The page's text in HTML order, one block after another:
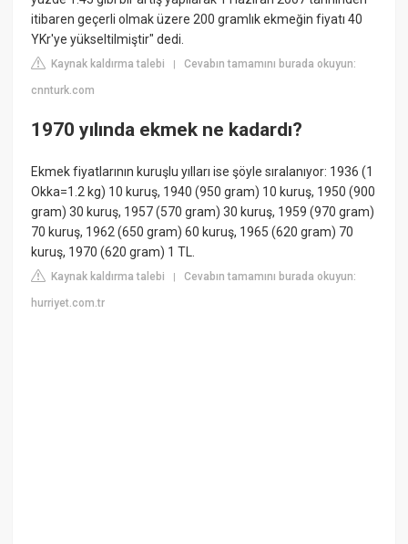
itibaren geçerli olmak üzere 200 gramlık ekmeğin fiyatı 40
YKr'ye yükseltilmiştir" dedi.
Kaynak kaldırma talebi |Cevabın tamamını burada okuyun:
cnnturk.com
1970 yılında ekmek ne kadardı?
Ekmek fiyatlarının kuruşlu yılları ise şöyle sıralanıyor: 1936 (1
Okka=1.2 kg) 10 kuruş, 1940 (950 gram) 10 kuruş, 1950 (900
gram) 30 kuruş, 1957 (570 gram) 30 kuruş, 1959 (970 gram)
70 kuruş, 1962 (650 gram) 60 kuruş, 1965 (620 gram) 70
kuruş, 1970 (620 gram) 1 TL.
Kaynak kaldırma talebi |Cevabın tamamını burada okuyun:
hurriyet.com.tr